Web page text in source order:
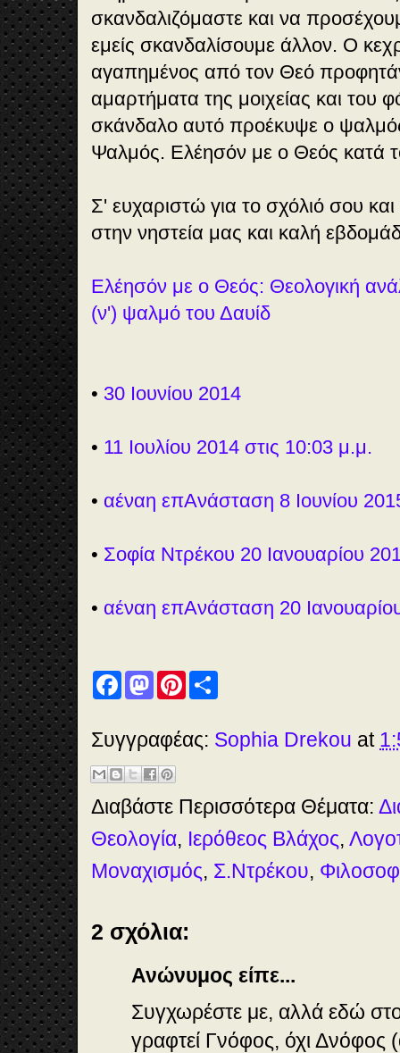
σκανδαλιζόμαστε και να
εμείς σκανδαλίσουμε άλλον. Ο
αγαπημένος από τον Θεό
αμαρτήματα της μοιχείας και του
σκάνδαλο αυτό προέκυψε ο
Ψαλμός. Ελέησόν με ο Θεός κατά
Σ' ευχαριστώ για το σχόλιό σου
στην νηστεία μας και καλή
Ελέησόν με ο Θεός: Θεολογική
(ν') ψαλμό του Δαυίδ
• 30 Ιουνίου 2014
• 11 Ιουλίου 2014 στις 10:03 μ.μ.
• αέναη επΑνάσταση 8 Ιουνίου
• Σοφία Ντρέκου 20 Ιανουαρίου
• αέναη επΑνάσταση 20
F
a
b
o
o
k
M
a
o
d
o
n
P
e
r
e
Συγγραφέας: Sophia Drekou at
Διαβάστε Περισσότερα Θέματα:
Θεολογία, Ιερόθεος Βλάχος,
Μοναχισμός, Σ.Ντρέκου,
2 σχόλια:
Ανώνυμος είπε...
Συγχωρέστε με, αλλά εδώ
γραφτεί Γνόφος, όχι